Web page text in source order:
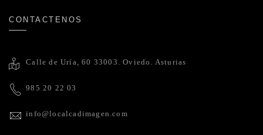
CONTACTENOS
Calle de Uría, 60 33003. Oviedo. Asturias
985 20 22 03
info@localcadimagen.com